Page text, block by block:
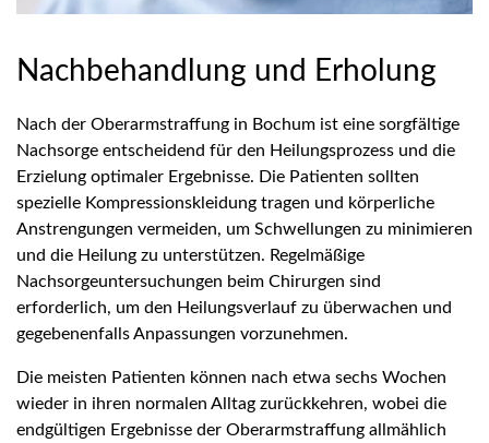
Nachbehandlung und Erholung
Nach der Oberarmstraffung in Bochum ist eine sorgfältige
Nachsorge entscheidend für den Heilungsprozess und die
Erzielung optimaler Ergebnisse. Die Patienten sollten
spezielle Kompressionskleidung tragen und körperliche
Anstrengungen vermeiden, um Schwellungen zu minimieren
und die Heilung zu unterstützen. Regelmäßige
Nachsorgeuntersuchungen beim Chirurgen sind
erforderlich, um den Heilungsverlauf zu überwachen und
gegebenenfalls Anpassungen vorzunehmen.
Die meisten Patienten können nach etwa sechs Wochen
wieder in ihren normalen Alltag zurückkehren, wobei die
endgültigen Ergebnisse der Oberarmstraffung allmählich